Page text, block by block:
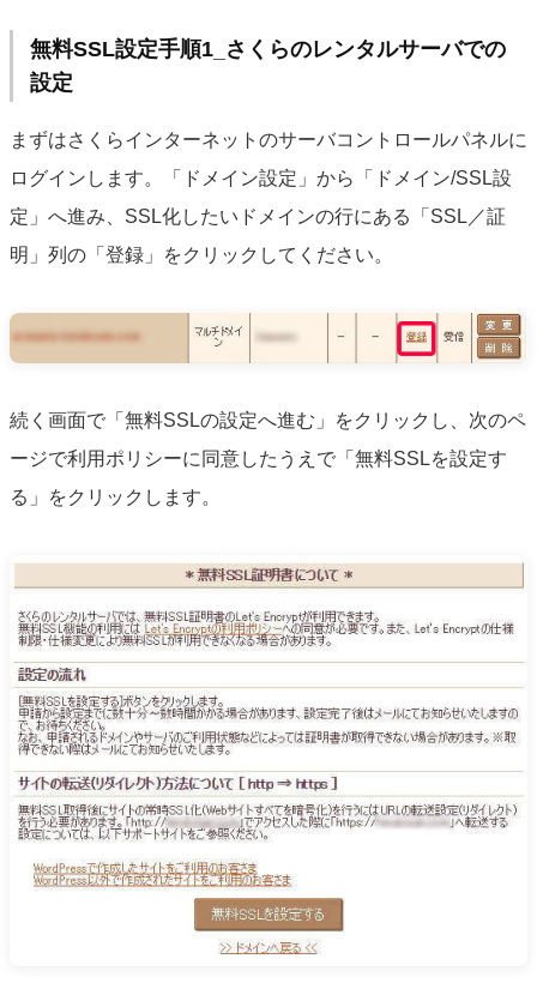
無料SSL設定手順1_さくらのレンタルサーバでの
設定
まずはさくらインターネットのサーバコントロールパネルに
ログインします。「ドメイン設定」から「ドメイン/SSL設
定」へ進み、SSL化したいドメインの行にある「SSL／証
明」列の「登録」をクリックしてください。
続く画面で「無料SSLの設定へ進む」をクリックし、次のペ
ージで利用ポリシーに同意したうえで「無料SSLを設定す
る」をクリックします。